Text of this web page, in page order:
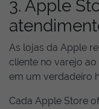
3. Apple
As lojas da Apple
cliente no varejo
em um verdadeiro
Cada Apple Store